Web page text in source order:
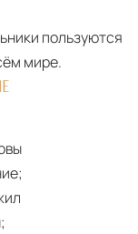
пользуются
мире.